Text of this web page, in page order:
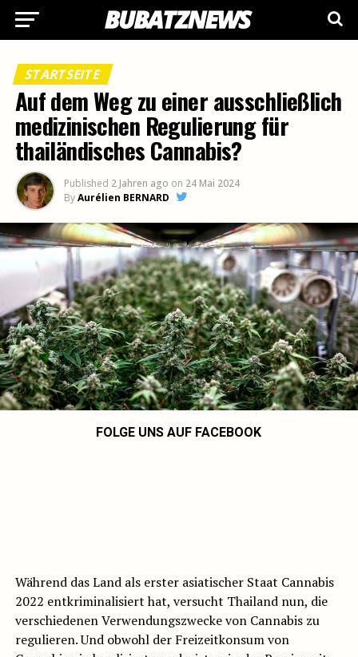
STARTSEITE
Auf dem Weg zu einer ausschließlich
medizinischen Regulierung für
thailändisches Cannabis?
Published 2 Jahren ago on 24 Mai 2024
ByAurélien BERNARD
FOLGE UNS AUF FACEBOOK
Während das Land als erster asiatischer Staat Cannabis
2022 entkriminalisiert hat, versucht Thailand nun, die
verschiedenen Verwendungszwecke von Cannabis zu
regulieren. Und obwohl der Freizeitkonsum von